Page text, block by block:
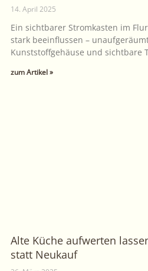
14. April 2025
Ein sichtbarer Stromkasten im
stark beeinflussen –
Kunststoffgehäuse und sichtbare
zum Artikel »
Alte Küche aufwerten
statt Neukauf